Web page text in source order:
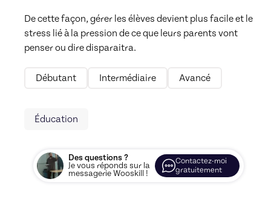
De cette façon, gérer les élèves devient plus facile et le
stress lié à la pression de ce que leurs parents vont
penser ou dire disparaitra.
Débutant Intermédiaire Avancé
Éducation
Des questions ?
Je vous réponds sur la
messagerie Wooskill !
Contactez-moi
gratuitement